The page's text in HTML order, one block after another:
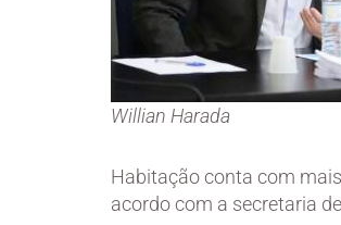
Willian Harada
Habitação conta com
acordo com a secretaria